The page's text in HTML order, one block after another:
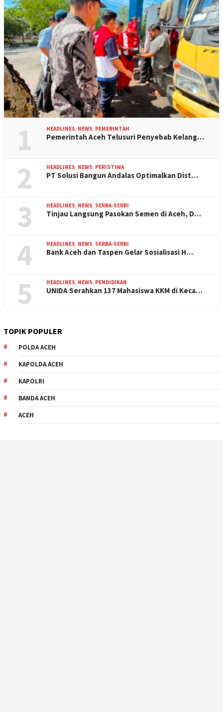
1 HEADLINES NEWS PEMERINTAH
Pemerintah Aceh Telusuri Penyebab Kelang…
2 HEADLINES NEWS PERISTIWA
PT Solusi Bangun Andalas Optimalkan Dist…
3 HEADLINES NEWS SERBA-SERBI
Tinjau Langsung Pasokan Semen di Aceh, D…
4 HEADLINES NEWS SERBA-SERBI
Bank Aceh dan Taspen Gelar Sosialisasi H…
5 HEADLINES NEWS PENDIDIKAN
UNIDA Serahkan 137 Mahasiswa KKM di Keca…
TOPIK POPULER
POLDA ACEH
KAPOLDA ACEH
KAPOLRI
BANDA ACEH
ACEH